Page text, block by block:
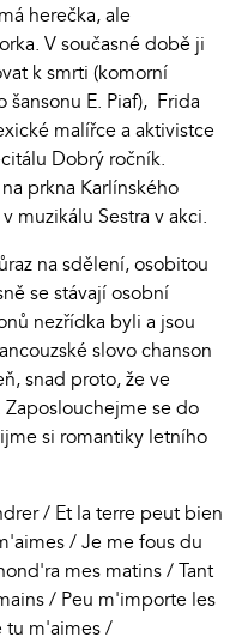
herečka, ale
V současné době ji
k smrti (komorní
E. Piaf), Frida
malířce a aktivistce
Dobrý ročník.
prkna Karlínského
muzikálu Sestra v akci.
na sdělení, osobitou
se stávají osobní
nezřídka byli a jsou
slovo chanson
snad proto, že ve
Zaposlouchejme se do
si romantiky letního
/ Et la terre peut bien
/ Je me fous du
mes matins / Tant
/ Peu m'importe les
tu m'aimes /